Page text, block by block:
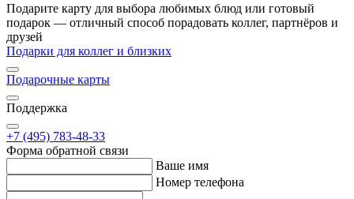
Подарите карту для выбора любимых блюд или готовый
подарок — отличный способ порадовать коллег, партнёров и
друзей
Подарки для коллег и близких
Подарочные карты
Поддержка
+7 (495) 783-48-33
Форма обратной связи
Ваше имя
Номер телефона